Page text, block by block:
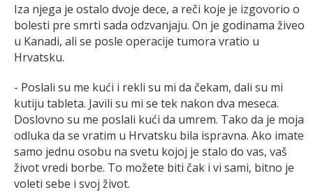
Iza njega je ostalo dvoje dece, a reči koje je izgovorio o
bolesti pre smrti sada odzvanjaju. On je godinama živeo
u Kanadi, ali se posle operacije tumora vratio u
Hrvatsku.
- Poslali su me kući i rekli su mi da čekam, dali su mi
kutiju tableta. Javili su mi se tek nakon dva meseca.
Doslovno su me poslali kući da umrem. Tako da je moja
odluka da se vratim u Hrvatsku bila ispravna. Ako imate
samo jednu osobu na svetu kojoj je stalo do vas, vaš
život vredi borbe. To možete biti čak i vi sami, bitno je
voleti sebe i svoj život.